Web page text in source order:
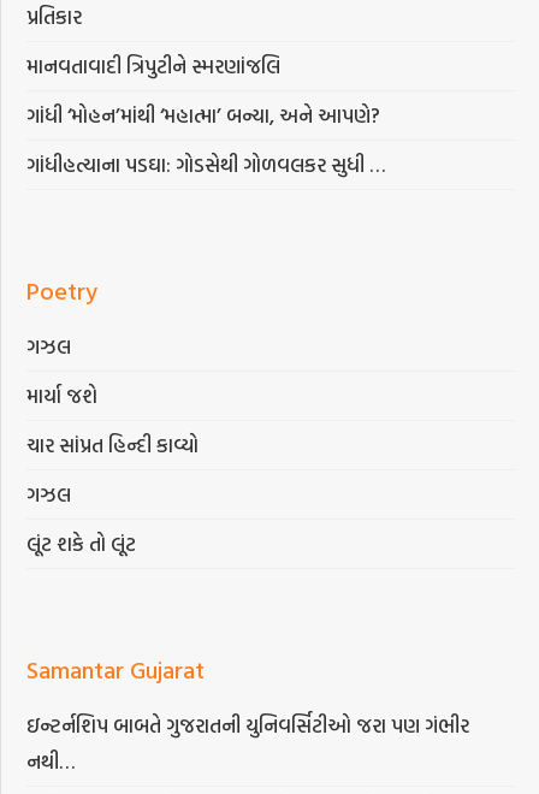
પ્રતિકાર
માનવતાવાદી ત્રિપુટીને સ્મરણાંજલિ
ગાંધી ‘મોહન’માંથી ‘મહાત્મા’ બન્યા, અને આપણે?
ગાંધીહત્યાના પડઘા: ગોડસેથી ગોળવલકર સુધી …
Poetry
ગઝલ
માર્યા જશે
ચાર સાંપ્રત હિન્દી કાવ્યો
ગઝલ
લૂંટ શકે તો લૂંટ
Samantar Gujarat
ઇન્ટર્નશિપ બાબતે ગુજરાતની યુનિવર્સિટીઓ જરા પણ ગંભીર
નથી…